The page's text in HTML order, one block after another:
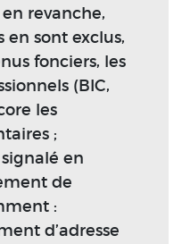
revanche,
en sont exclus,
fonciers, les
(BIC,
les
;
signalé en
de
:
d’adresse